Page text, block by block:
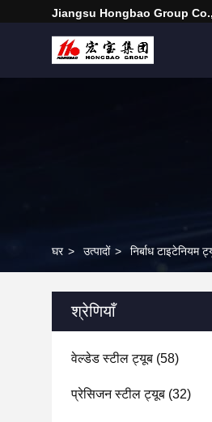
Jiangsu Hongbao Group
घर > उत्पादों > निर्बाध टाइटेनियम
श्रेणियाँ
वेल्डेड स्टील ट्यूब (58)
प्रेसिजन स्टील ट्यूब (32)